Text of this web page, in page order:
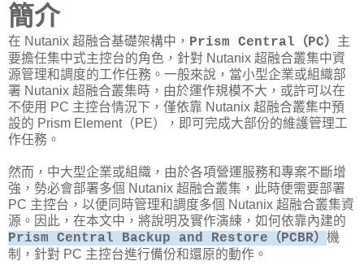
簡介
在 Nutanix 超融合基礎架構中， Prism Central（PC） 主
要擔任集中式主控台的角色，針對 Nutanix 超融合叢集中資
源管理和調度的工作任務。一般來說，當小型企業或組織部
署 Nutanix 超融合叢集時，由於運作規模不大，或許可以在
不使用 PC 主控台情況下，僅依靠 Nutanix 超融合叢集中預
設的 Prism Element（PE），即可完成大部份的維護管理工
作任務。
然而，中大型企業或組織，由於各項營運服務和專案不斷增
強，勢必會部署多個 Nutanix 超融合叢集，此時便需要部署
PC 主控台，以便同時管理和調度多個 Nutanix 超融合叢集資
源。因此，在本文中，將說明及實作演練，如何依靠內建的
Prism Central Backup and Restore（PCBR） 機
制，針對 PC 主控台進行備份和還原的動作。